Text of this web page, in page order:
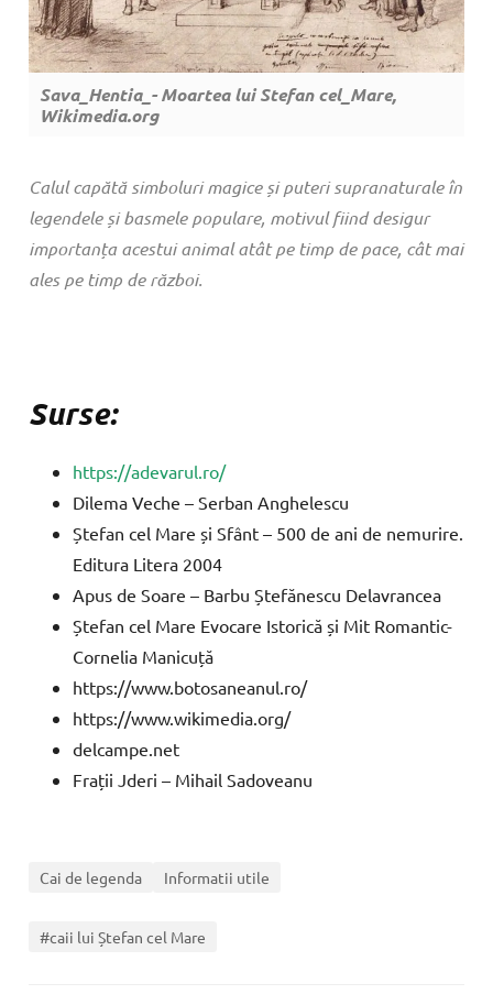
Sava_Hentia_- Moartea lui Stefan cel_Mare,
Wikimedia.org
Calul capătă simboluri magice și puteri supranaturale în
legendele și basmele populare, motivul fiind desigur
importanța acestui animal atât pe timp de pace, cât mai
ales pe timp de război.
Surse:
https://adevarul.ro/
Dilema Veche – Serban Anghelescu
Ștefan cel Mare și Sfânt – 500 de ani de nemurire.
Editura Litera 2004
Apus de Soare – Barbu Ștefănescu Delavrancea
Ștefan cel Mare Evocare Istorică și Mit Romantic-
Cornelia Manicuță
https://www.botosaneanul.ro/
https://www.wikimedia.org/
delcampe.net
Frații Jderi – Mihail Sadoveanu
Cai de legenda Informatii utile
#caii lui Ștefan cel Mare